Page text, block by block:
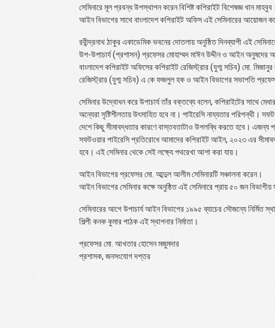
সেমিনারে মূল প্রবন্ধ উপস্থাপন করেন বিশিষ্ট কপিরাইট বিশেষজ্ঞ খান
আইন বিভাগের সাথে বাংলাদেশ কপিরাইট অফিস এই সেমিনারের আয়োজন
রবীন্দ্রনাথ ঠাকুর একাডেমিক ভবনের দোতলায় অনুষ্ঠিত দিনব্যাপী এই
উপ-উপাচার্য (প্রশাসন) প্রফেসর মোহাম্মদ মাঈন উদ্দীন ও আইন অনুষদের
বাংলাদেশ কপিরাইট অফিসের কপিরাইট রেজিস্ট্রার (যুগ্ম সচিব) মো.
রেজিস্ট্রার (যুগ্ম সচিব) এ কে ফজলুল হক ও আইন বিভাগের সভাপতি
সেমিনার উদ্বোধন করে উপাচার্য তাঁর বক্তব্যে বলেন, কপিরাইটের সাথে
অন্যেরা সৃষ্টিশীলতায় উৎসাহিত হবে না। পাইরেসি নায্যতার
দেশে কিছু সীমাবদ্ধতার কারণে বাস্তবতাটাও উপলব্ধি করতে হবে।
সফটওয়ার পাইরেসি প্রতিরোধে আমাদের কপিরাইট আইন, ২০২৩ এর
হবে। এই সেমিনার থেকে সেই লক্ষ্যে পথরেখা আশা করা যায়।
আইন বিভাগের প্রফেসর মো. আব্দুল আলীম সেমিনারটি সঞ্চালনা করেন।
আইন বিভাগের সেমিনার কক্ষে অনুষ্ঠিত এই সেমিনারে প্রায় ৫০ জন
সেমিনারের আগে উপাচার্য আইন বিভাগের ১৯৯৫ ব্যাচের সৌজন্যে নির্মিত
শিল্পী কনক কুমার পাঠক এই স্থাপনার নির্মাতা।
প্রফেসর মো. আখতার হোসেন মজুমদার
প্রশাসক, জনসংযোগ দপ্তর